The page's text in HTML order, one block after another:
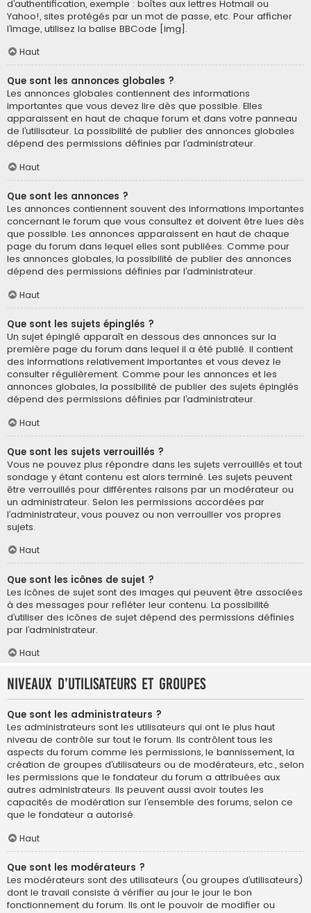
d’authentification, exemple : boîtes aux lettres Hotmail ou
Yahoo!, sites protégés par un mot de passe, etc. Pour afficher
l’image, utilisez la balise BBCode [img].
Haut
Que sont les annonces globales ?
Les annonces globales contiennent des informations
importantes que vous devez lire dès que possible. Elles
apparaissent en haut de chaque forum et dans votre panneau
de l’utilisateur. La possibilité de publier des annonces globales
dépend des permissions définies par l’administrateur.
Haut
Que sont les annonces ?
Les annonces contiennent souvent des informations importantes
concernant le forum que vous consultez et doivent être lues dès
que possible. Les annonces apparaissent en haut de chaque
page du forum dans lequel elles sont publiées. Comme pour
les annonces globales, la possibilité de publier des annonces
dépend des permissions définies par l’administrateur.
Haut
Que sont les sujets épinglés ?
Un sujet épinglé apparaît en dessous des annonces sur la
première page du forum dans lequel il a été publié. il contient
des informations relativement importantes et vous devez le
consulter régulièrement. Comme pour les annonces et les
annonces globales, la possibilité de publier des sujets épinglés
dépend des permissions définies par l’administrateur.
Haut
Que sont les sujets verrouillés ?
Vous ne pouvez plus répondre dans les sujets verrouillés et tout
sondage y étant contenu est alors terminé. Les sujets peuvent
être verrouillés pour différentes raisons par un modérateur ou
un administrateur. Selon les permissions accordées par
l’administrateur, vous pouvez ou non verrouiller vos propres
sujets.
Haut
Que sont les icônes de sujet ?
Les icônes de sujet sont des images qui peuvent être associées
à des messages pour refléter leur contenu. La possibilité
d’utiliser des icônes de sujet dépend des permissions définies
par l’administrateur.
Haut
Niveaux d’utilisateurs et groupes
Que sont les administrateurs ?
Les administrateurs sont les utilisateurs qui ont le plus haut
niveau de contrôle sur tout le forum. Ils contrôlent tous les
aspects du forum comme les permissions, le bannissement, la
création de groupes d’utilisateurs ou de modérateurs, etc., selon
les permissions que le fondateur du forum a attribuées aux
autres administrateurs. Ils peuvent aussi avoir toutes les
capacités de modération sur l’ensemble des forums, selon ce
que le fondateur a autorisé.
Haut
Que sont les modérateurs ?
Les modérateurs sont des utilisateurs (ou groupes d’utilisateurs)
dont le travail consiste à vérifier au jour le jour le bon
fonctionnement du forum. Ils ont le pouvoir de modifier ou